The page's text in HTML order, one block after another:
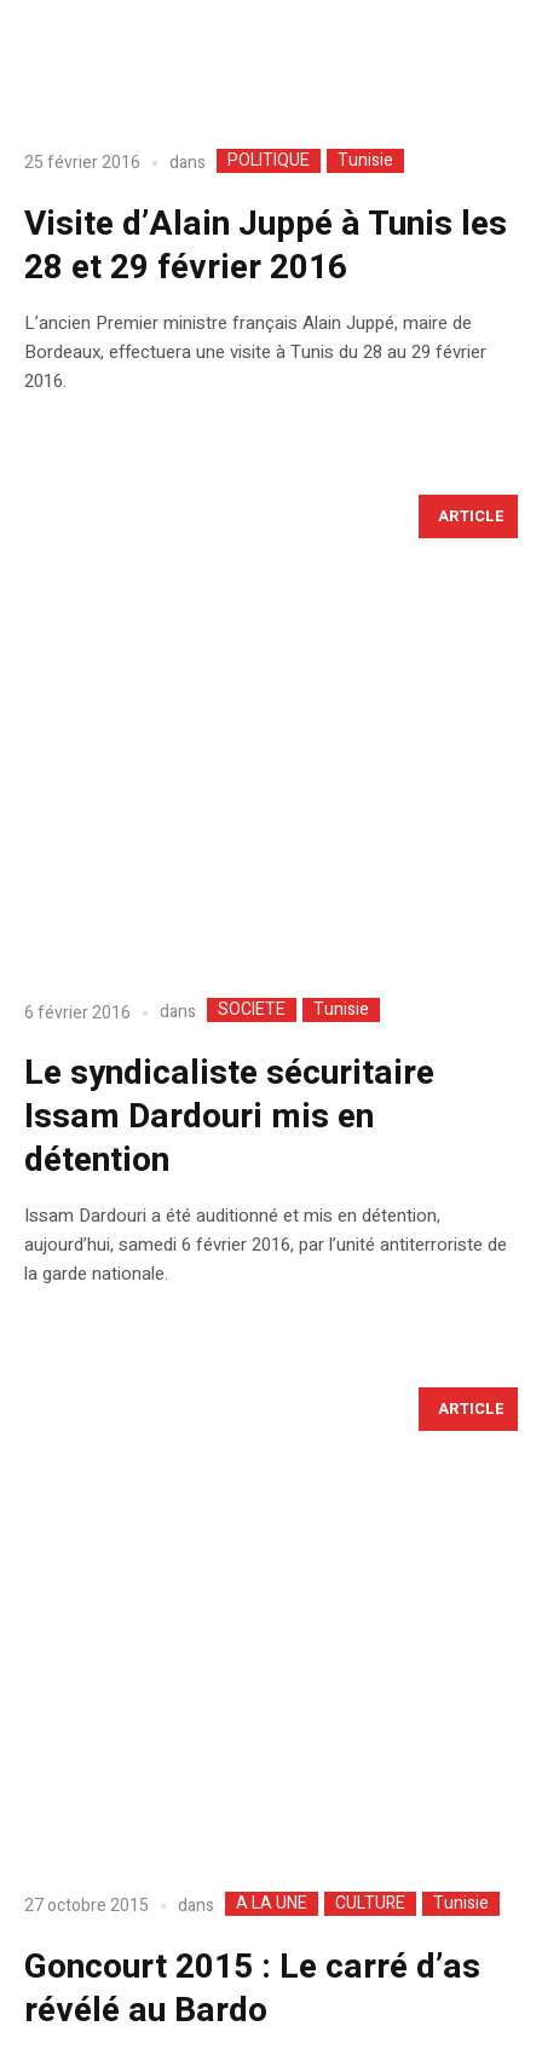
25 février 2016 dans POLITIQUE Tunisie
Visite d’Alain Juppé à Tunis les
28 et 29 février 2016
L’ancien Premier ministre français Alain Juppé, maire de
Bordeaux, effectuera une visite à Tunis du 28 au 29 février
2016.
ARTICLE
6 février 2016 dans SOCIETE Tunisie
Le syndicaliste sécuritaire
Issam Dardouri mis en
détention
Issam Dardouri a été auditionné et mis en détention,
aujourd’hui, samedi 6 février 2016, par l’unité antiterroriste de
la garde nationale.
ARTICLE
27 octobre 2015 dans A LA UNE CULTURE Tunisie
Goncourt 2015 : Le carré d’as
révélé au Bardo